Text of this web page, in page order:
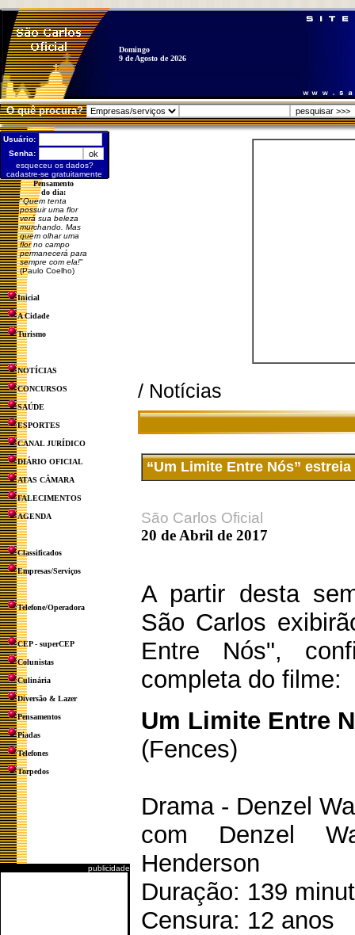
Domingo
9 de Agosto de 2026
O quê procura?
Usuário:
Senha:
esqueceu os dados?
cadastre-se gratuitamente
Pensamento
do dia:
"Quem tenta
possuir uma flor
verá sua beleza
murchando. Mas
quem olhar uma
flor no campo
permanecerá para
sempre com ela!"
(Paulo Coelho)
Inicial
A Cidade
Turismo
NOTÍCIAS
CONCURSOS
SAÚDE
ESPORTES
CANAL JURÍDICO
DIÁRIO OFICIAL
ATAS CÂMARA
FALECIMENTOS
AGENDA
Classificados
Empresas/Serviços
Telefone/Operadora
CEP - superCEP
Colunistas
Culinária
Diversão & Lazer
Pensamentos
Piadas
Telefones
Torpedos
publicidade
/ Notícias
“Um Limite Entre Nós”
São Carlos Oficial
20 de Abril de 2017
A partir desta
São Carlos
Entre Nós",
completa do filme:
Um Limite Entre
(Fences)
Drama - Denzel
com Denzel
Henderson
Duração: 139
Censura: 12 anos